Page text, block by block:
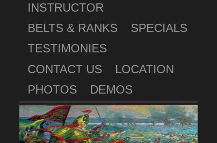
INSTRUCTOR
BELTS & RANKS
SPECIALS
TESTIMONIES
CONTACT US
LOCATION
PHOTOS
DEMOS